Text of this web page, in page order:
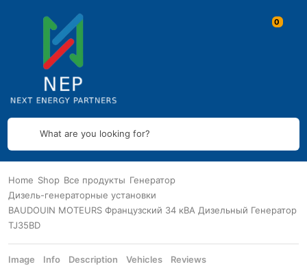
What are you looking for?
Home Shop Все продукты Генератор
Дизель-генераторные установки
BAUDOUIN MOTEURS Французский 34 кВА Дизельный Генератор
TJ35BD
Image Info Description Vehicles Reviews